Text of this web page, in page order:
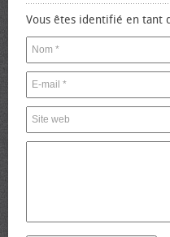
Vous êtes identifié en tant